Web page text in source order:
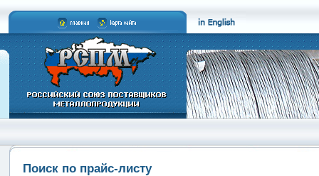
Поиск по прайс-листу